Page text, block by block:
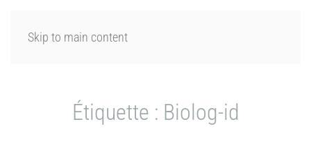
Skip to main content
Étiquette : Biolog-id